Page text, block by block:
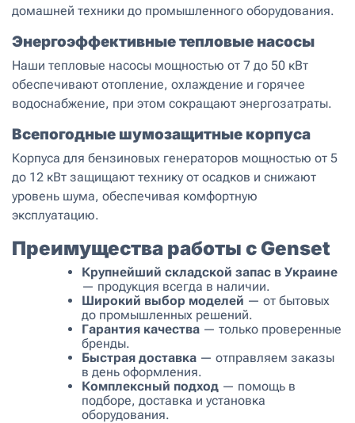
домашней техники до промышленного оборудования.
Энергоэффективные тепловые насосы
Наши тепловые насосы мощностью от 7 до 50 кВт
обеспечивают отопление, охлаждение и горячее
водоснабжение, при этом сокращают энергозатраты.
Всепогодные шумозащитные корпуса
Корпуса для бензиновых генераторов мощностью от 5
до 12 кВт защищают технику от осадков и снижают
уровень шума, обеспечивая комфортную
эксплуатацию.
Преимущества работы с Genset
Крупнейший складской запас в Украине
— продукция всегда в наличии.
Широкий выбор моделей — от бытовых
до промышленных решений.
Гарантия качества — только проверенные
бренды.
Быстрая доставка — отправляем заказы
в день оформления.
Комплексный подход — помощь в
подборе, доставка и установка
оборудования.